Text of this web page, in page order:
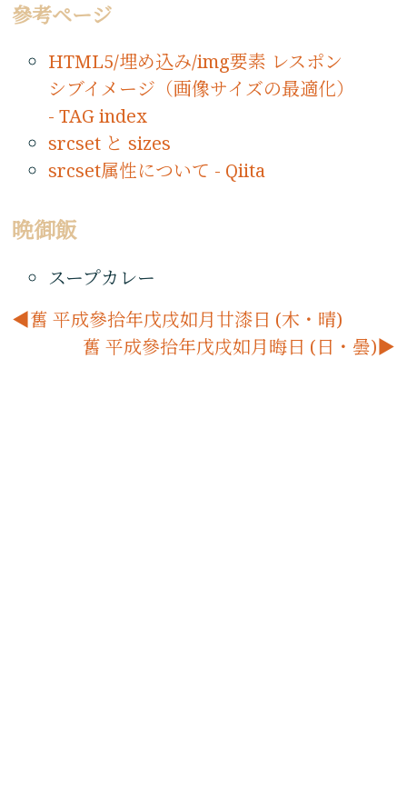
參考ページ
HTML5/埋め込み/img要素 レスポン
シブイメージ（画像サイズの最適化）
- TAG index
srcset と sizes
srcset属性について - Qiita
晩御飯
スープカレー
舊 平成參拾年戊戌如月廿漆日 (木・晴)
舊 平成參拾年戊戌如月晦日 (日・曇)